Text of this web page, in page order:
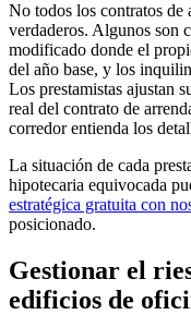
No todos los contratos
verdaderos. Algunos son
modificado donde el
del año base, y los
Los prestamistas ajustan
real del contrato de
corredor entienda los
La situación de cada
hipotecaria equivocada
estratégica gratuita con
posicionado.
Gestionar el
edificios de